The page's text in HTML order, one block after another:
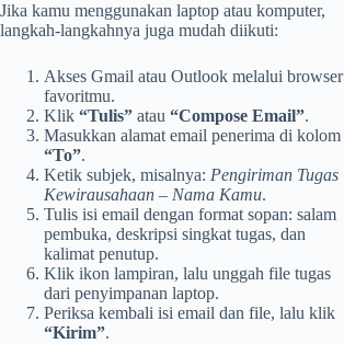
Jika kamu menggunakan laptop atau komputer,
langkah-langkahnya juga mudah diikuti:
Akses Gmail atau Outlook melalui browser
favoritmu.
Klik “Tulis” atau “Compose Email”.
Masukkan alamat email penerima di kolom
“To”.
Ketik subjek, misalnya: Pengiriman Tugas
Kewirausahaan – Nama Kamu.
Tulis isi email dengan format sopan: salam
pembuka, deskripsi singkat tugas, dan
kalimat penutup.
Klik ikon lampiran, lalu unggah file tugas
dari penyimpanan laptop.
Periksa kembali isi email dan file, lalu klik
“Kirim”.